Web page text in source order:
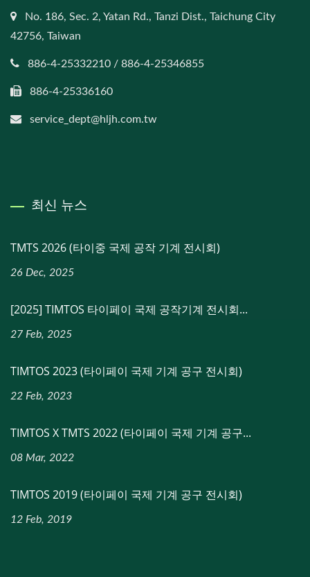
No. 186, Sec. 2, Yatan Rd., Tanzi Dist., Taichung City
42756, Taiwan
886-4-25332210 / 886-4-25346855
886-4-25336160
service_dept@hljh.com.tw
최신 뉴스
TMTS 2026 (타이중 국제 공작 기계 전시회)
26 Dec, 2025
[2025] TIMTOS 타이페이 국제 공작기계 전시회...
27 Feb, 2025
TIMTOS 2023 (타이페이 국제 기계 공구 전시회)
22 Feb, 2023
TIMTOS X TMTS 2022 (타이페이 국제 기계 공구...
08 Mar, 2022
TIMTOS 2019 (타이페이 국제 기계 공구 전시회)
12 Feb, 2019